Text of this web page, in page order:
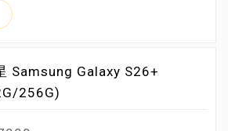
Samsung Galaxy S26+
256G)